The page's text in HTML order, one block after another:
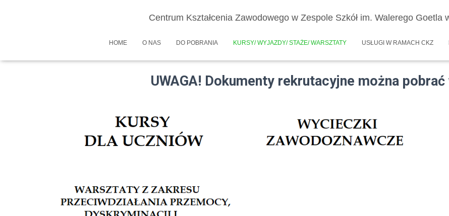
Centrum Kształcenia Zawodowego w Zespole Szkół im. Walerego Goetla
HOME O NAS DO POBRANIA KURSY/ WYJAZDY/ STAŻE/ WARSZTATY USŁUGI W RAMACH CKZ
UWAGA! Dokumenty rekrutacyjne można pobrać w